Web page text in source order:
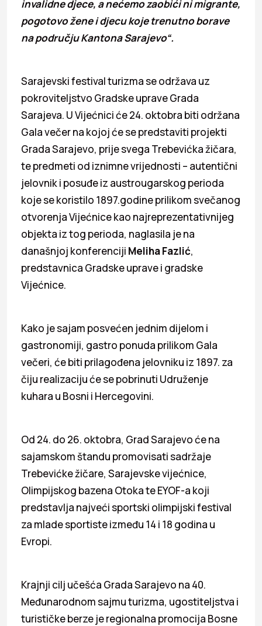
invalidne djece, a nećemo zaobići ni migrante,
pogotovo žene i djecu koje trenutno borave
na području Kantona Sarajevo“.
Sarajevski festival turizma se održava uz
pokroviteljstvo Gradske uprave Grada
Sarajeva. U Vijećnici će 24. oktobra biti održana
Gala večer na kojoj će se predstaviti projekti
Grada Sarajevo, prije svega Trebevićka žičara,
te predmeti od iznimne vrijednosti – autentični
jelovnik i posuđe iz austrougarskog perioda
koje se koristilo 1897.godine prilikom svečanog
otvorenja Vijećnice kao najreprezentativnijeg
objekta iz tog perioda, naglasila je na
današnjoj konferenciji Meliha Fazlić,
predstavnica Gradske uprave i gradske
Vijećnice.
Kako je sajam posvećen jednim dijelom i
gastronomiji, gastro ponuda prilikom Gala
večeri, će biti prilagođena jelovniku iz 1897. za
čiju realizaciju će se pobrinuti Udruženje
kuhara u Bosni i Hercegovini.
Od 24. do 26. oktobra, Grad Sarajevo će na
sajamskom štandu promovisati sadržaje
Trebevićke žičare, Sarajevske vijećnice,
Olimpijskog bazena Otoka te EYOF-a koji
predstavlja najveći sportski olimpijski festival
za mlade sportiste između 14 i 18 godina u
Evropi.
Krajnji cilj učešća Grada Sarajevo na 40.
Međunarodnom sajmu turizma, ugostiteljstva i
turističke berze je regionalna promocija Bosne